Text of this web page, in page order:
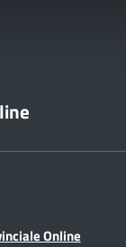
Online